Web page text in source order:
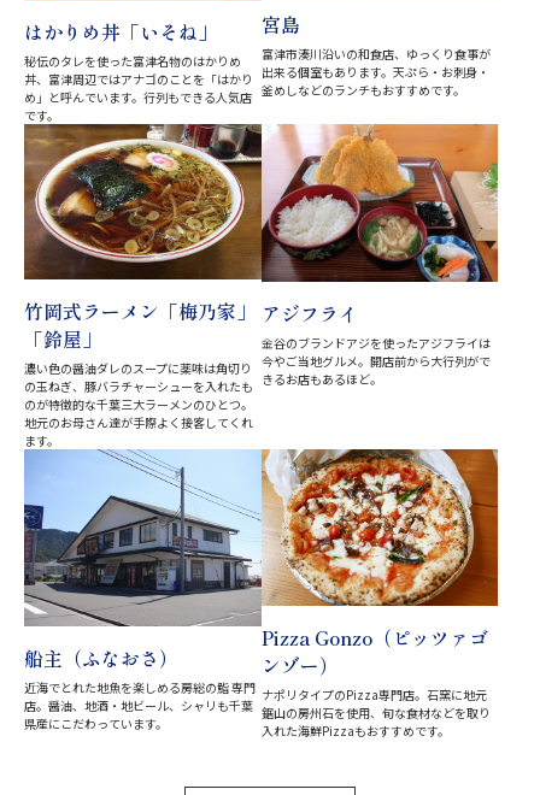
はかりめ丼「いそね」
秘伝のタレを使った富津名物のはかりめ
丼、富津周辺ではアナゴのことを「はかり
め」と呼んでいます。行列もできる人気店
です。
宮島
富津市湊川沿いの和食店、ゆっくり食事が
出来る個室もあります。天ぷら・お刺身・
釜めしなどのランチもおすすめです。
竹岡式ラーメン「梅乃家」
「鈴屋」
濃い色の醤油ダレのスープに薬味は角切り
の玉ねぎ、豚バラチャーシューを入れたも
のが特徴的な千葉三大ラーメンのひとつ。
地元のお母さん達が手際よく接客してくれ
ます。
アジフライ
金谷のブランドアジを使ったアジフライは
今やご当地グルメ。開店前から大行列がで
きるお店もあるほど。
船主（ふなおさ）
近海でとれた地魚を楽しめる房総の鮨 専門
店。醤油、地酒・地ビール、シャリも千葉
県産にこだわっています。
Pizza Gonzo（ピッツァゴ
ンゾー）
ナポリタイプのPizza専門店。石窯に地元
鋸山の房州石を使用、旬な食材などを取り
入れた海鮮Pizzaもおすすめです。